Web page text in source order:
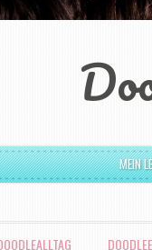
MEIN